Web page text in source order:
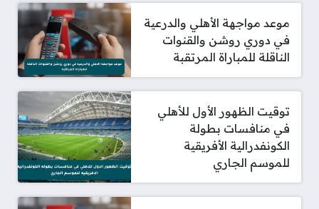
موعد مواجهة الأهلي والدرعية
في دوري روشن والقنوات
الناقلة للمباراة المرتقبة
توقيت الظهور الأول للأهلي
في منافسات بطولة
الكونفدرالية الأفريقية
للموسم الجاري